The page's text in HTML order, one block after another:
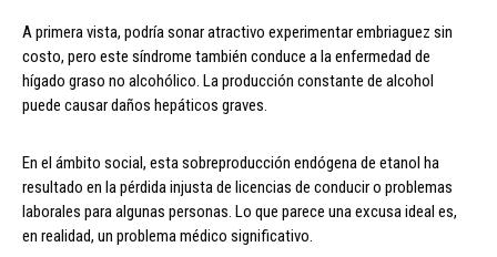
A primera vista, podría sonar atractivo experimentar embriaguez sin
costo, pero este síndrome también conduce a la enfermedad de
hígado graso no alcohólico. La producción constante de alcohol
puede causar daños hepáticos graves.
En el ámbito social, esta sobreproducción endógena de etanol ha
resultado en la pérdida injusta de licencias de conducir o problemas
laborales para algunas personas. Lo que parece una excusa ideal es,
en realidad, un problema médico significativo.